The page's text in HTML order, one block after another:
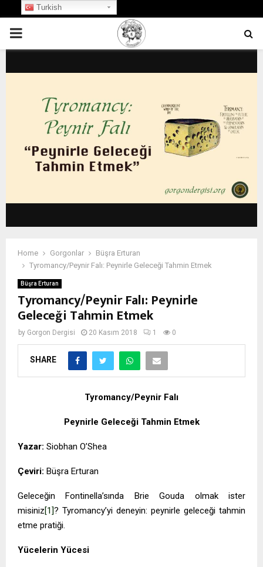
PRIMARY
Home Gorgonlar
Büşra Erturan
Tyromancy/Peynir Falı: Peynirle Geleceği Tahmin Etmek
Büşra Erturan
Tyromancy/Peynir Falı: Peynirle
Geleceği Tahmin Etmek
by Gorgon Dergisi 20 Kasım 2018 1 0
SHARE
Tyromancy/Peynir Falı
Peynirle Geleceği Tahmin Etmek
Yazar: Siobhan O’Shea
Çeviri: Büşra Erturan
Geleceğin Fontinella’sında Brie Gouda olmak ister
misiniz[1]? Tyromancy’yi deneyin: peynirle geleceği tahmin
etme pratiği.
Yücelerin Yücesi
Turkish